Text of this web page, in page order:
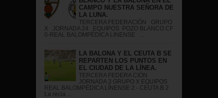
CAMPO NUESTRA SEÑORA DE
LA LUNA.
TERCERA FEDERACIÓN GRUPO
X JORNADA 24 EQUIPOS POZO BLANCO CF
0-REAL BALOMPÉDICA LINENSE ...
LA BALONA Y EL CEUTA B SE
REPARTEN LOS PUNTOS EN
EL CIUDAD DE LA LÍNEA.
TERCERA FEDERA CIÓN
JORNADA 3 GRUPO X EQUIPOS
REAL BALOMPÉDICA LÍNENSE 2 - CEUTA B 2
La recia ...